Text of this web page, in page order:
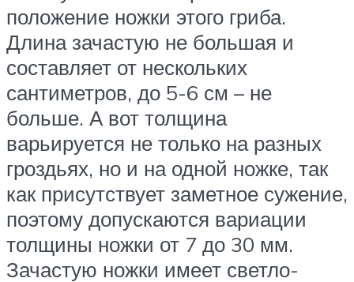
положение ножки этого гриба.
Длина зачастую не большая и
составляет от нескольких
сантиметров, до 5-6 см – не
больше. А вот толщина
варьируется не только на разных
гроздьях, но и на одной ножке, так
как присутствует заметное сужение,
поэтому допускаются вариации
толщины ножки от 7 до 30 мм.
Зачастую ножки имеет светло-